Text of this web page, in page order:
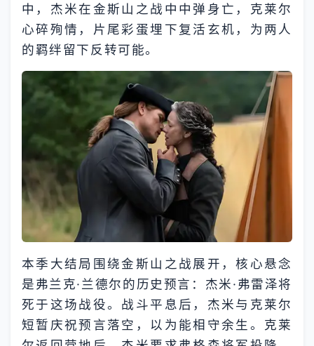
中，杰米在金斯山之战中中弹身亡，克莱尔
心碎殉情，片尾彩蛋埋下复活玄机，为两人
的羁绊留下反转可能。
本季大结局围绕金斯山之战展开，核心悬念
是弗兰克·兰德尔的历史预言：杰米·弗雷泽将
死于这场战役。战斗平息后，杰米与克莱尔
短暂庆祝预言落空，以为能相守余生。克莱